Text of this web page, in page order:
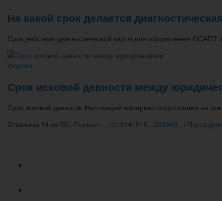
На какой срок делается
Срок действия диагностической карты для оформления ОСАГО:
Срок исковой давности между
Срок исковой давности Настоящий материал подготовлен на
Страница 14 из 52« Первая« 1213141516 203040 »